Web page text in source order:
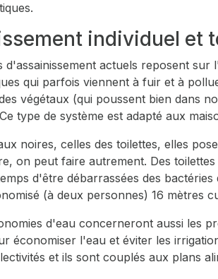
individuel et
d'assainissement actuels reposent
qui parfois viennent à fuir et à
végétaux (qui poussent bien dans
type de système est adapté aux
noires, celles des toilettes, elles
on peut faire autrement. Des
d'être débarrassées des
(à deux personnes) 16 mètres
d'eau concerneront aussi les
économiser l'eau et éviter les
et ils sont couplés aux plans